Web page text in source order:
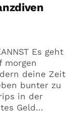
Es geht
morgen
deine Zeit
bunter zu
in der
Geld...